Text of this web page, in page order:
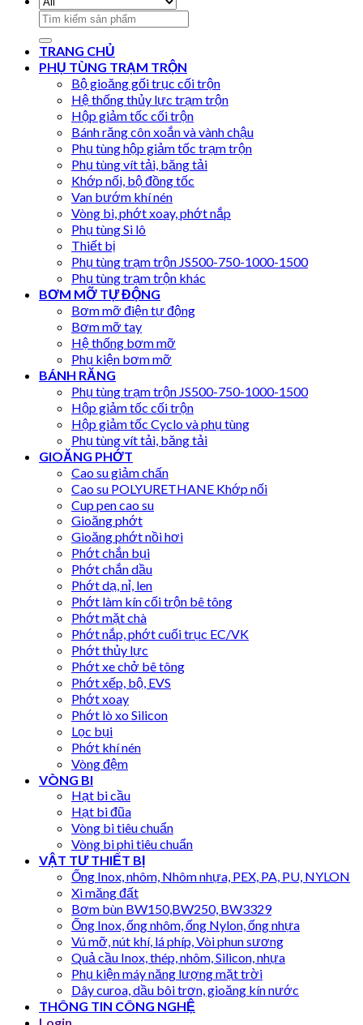
Search
for:
TRANG CHỦ
PHỤ TÙNG TRẠM TRỘN
Bộ gioăng gối trục cối trộn
Hệ thống thủy lực trạm trộn
Hộp giảm tốc cối trộn
Bánh răng côn xoắn và vành chậu
Phụ tùng hộp giảm tốc trạm trộn
Phụ tùng vít tải, băng tải
Khớp nối, bộ đồng tốc
Van bướm khí nén
Vòng bi, phớt xoay, phớt nắp
Phụ tùng Si lô
Thiết bị
Phụ tùng trạm trộn JS500-750-1000-1500
Phụ tùng trạm trộn khác
BƠM MỠ TỰ ĐỘNG
Bơm mỡ điện tự động
Bơm mỡ tay
Hệ thống bơm mỡ
Phụ kiện bơm mỡ
BÁNH RĂNG
Phụ tùng trạm trộn JS500-750-1000-1500
Hộp giảm tốc cối trộn
Hộp giảm tốc Cyclo và phụ tùng
Phụ tùng vít tải, băng tải
GIOĂNG PHỚT
Cao su giảm chấn
Cao su POLYURETHANE Khớp nối
Cup pen cao su
Gioăng phớt
Gioăng phớt nồi hơi
Phớt chắn bụi
Phớt chắn dầu
Phớt dạ, nỉ, len
Phớt làm kín cối trộn bê tông
Phớt mặt chà
Phớt nắp, phớt cuối trục EC/VK
Phớt thủy lực
Phớt xe chở bê tông
Phớt xếp, bộ, EVS
Phớt xoay
Phớt lò xo Silicon
Lọc bụi
Phớt khí nén
Vòng đệm
VÒNG BI
Hạt bi cầu
Hạt bi đũa
Vòng bi tiêu chuẩn
Vòng bi phi tiêu chuẩn
VẬT TƯ THIẾT BỊ
Ống Inox, nhôm, Nhôm nhựa, PEX, PA, PU, NYLON
Xi măng đất
Bơm bùn BW150,BW250, BW3329
Ống Inox, ống nhôm, ống Nylon, ống nhựa
Vú mỡ, nút khí, lá phíp, Vòi phun sương
Quả cầu Inox, thép, nhôm, Silicon, nhựa
Phụ kiện máy năng lượng mặt trời
Dây curoa, dầu bôi trơn, gioăng kín nước
THÔNG TIN CÔNG NGHỆ